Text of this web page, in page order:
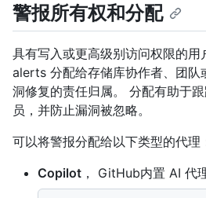
警报所有权和分配
具有写入或更高级别访问权限的
alerts 分配给存储库协作者、团队
洞修复的责任归属。 分配有助于
员，并防止漏洞被忽略。
可以将警报分配给以下类型的代理
Copilot ， GitHub内置 AI 代理